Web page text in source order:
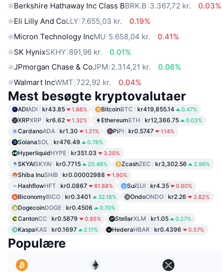
Berkshire Hathaway Inc Class BBRK.B 3.367,72 kr.
0.03%
Eli Lilly And CoLLY 7.655,03 kr.
0.19%
Micron Technology IncMU 5.658,04 kr.
0.41%
SK HynixSKHY 891,96 kr.
0.01%
JPmorgan Chase & CoJPM 2.314,21 kr.
0.06%
Walmart IncWMT 722,92 kr. 0.04%
Mest besøgte kryptovalutaer
ADIADI kr43.85 1.88% BitcoinBTC kr419,855.14 0.47%
XRPXRP kr6.62 1.32% EthereumETH kr12,366.75 0.03%
CardanoADA kr1.30 1.21% PiPI kr0.5747 1.14%
SolanaSOL kr476.49 0.78%
HyperliquidHYPE kr351.03 3.20%
SKYAISKYAI kr0.7715 20.48% ZcashZEC kr3,302.56 2.96%
Shiba InuSHIB kr0.00002988 1.90%
HashflowHFT kr0.0867 61.88% SuiSUI kr4.35 0.60%
BiconomyBICO kr0.3401 32.18% OndoONDO kr2.26 3.82%
DogecoinDOGE kr0.4506 0.70%
CantonCC kr0.5879 0.85% StellarXLM kr1.05 0.27%
KaspaKAS kr0.1697 2.17% HederaHBAR kr0.4396 0.57%
Populære